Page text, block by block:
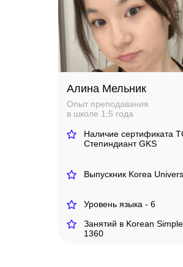
Алина Мельник
Опыт преподавания
в школе 1,5 года
Выпускник Korea
Уровень языка - 6
Занятий в Korean
1360
Наличие сертификата
Степиндиант GKS